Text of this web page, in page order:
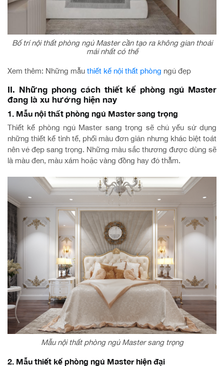
Bố trí nội thất phòng ngủ Master cần tạo ra không gian thoải
mái nhất có thể
Xem thêm: Những mẫu thiết kế nội thất phòng ngủ đẹp
II. Những phong cách thiết kế phòng ngủ Master
đang là xu hướng hiện nay
1. Mẫu nội thất phòng ngủ Master sang trọng
Thiết kế phòng ngủ Master sang trọng sẽ chủ yếu sử dụng
những thiết kế tinh tế, phối màu đơn giản nhưng khác biệt toát
nên vẻ đẹp sang trọng. Những màu sắc thương được dùng sẽ
là màu đen, màu xám hoặc vàng đồng hay đỏ thẫm.
Mẫu nội thất phòng ngủ Master sang trọng
2. Mẫu thiết kế phòng ngủ Master hiện đại